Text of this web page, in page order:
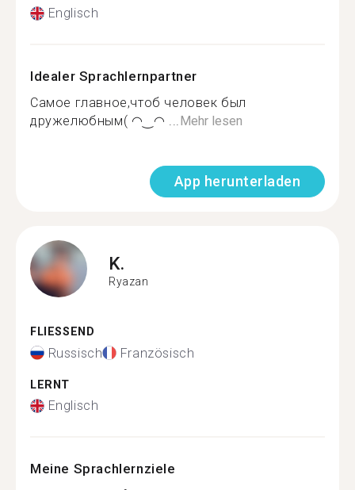
Englisch
Idealer Sprachlernpartner
Самое главное,чтоб человек был
дружелюбным( ◠‿◠ ...Mehr lesen
App herunterladen
K.
Ryazan
FLIESSEND
Russisch Französisch
LERNT
Englisch
Meine Sprachlernziele